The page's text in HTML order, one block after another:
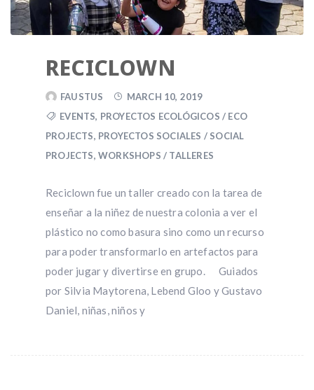
RECICLOWN
FAUSTUS
MARCH 10, 2019
EVENTS, PROYECTOS ECOLÓGICOS / ECO
PROJECTS, PROYECTOS SOCIALES / SOCIAL
PROJECTS,WORKSHOPS / TALLERES
Reciclown fue un taller creado con la tarea de
enseñar a la niñez de nuestra colonia a ver el
plástico no como basura sino como un recurso
para poder transformarlo en artefactos para
poder jugar y divertirse en grupo. Guiados
por Silvia Maytorena, Lebend Gloo y Gustavo
Daniel, niñas, niños y